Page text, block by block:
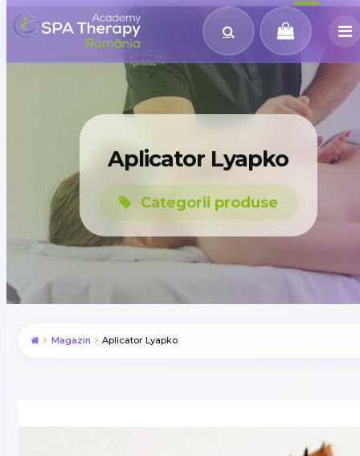
Aplicator Lyapko
Categorii produse
Magazin Aplicator Lyapko